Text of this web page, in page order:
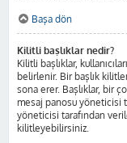
Başa dön
Kilitli başlıklar nedir?
Kilitli başlıklar,
belirlenir. Bir başlık
sona erer. Başlıklar, bir
mesaj panosu yöneticisi
yöneticisi tarafından
kilitleyebilirsiniz.